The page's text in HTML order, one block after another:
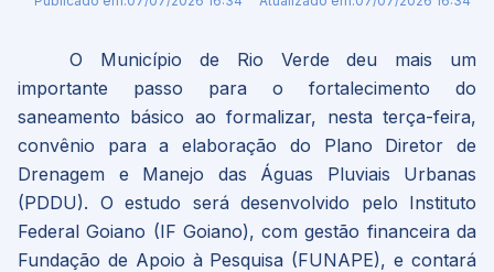
O Município de Rio Verde deu mais um
importante passo para o fortalecimento do
saneamento básico ao formalizar, nesta terça-feira,
convênio para a elaboração do Plano Diretor de
Drenagem e Manejo das Águas Pluviais Urbanas
(PDDU). O estudo será desenvolvido pelo Instituto
Federal Goiano (IF Goiano), com gestão financeira da
Fundação de Apoio à Pesquisa (FUNAPE), e contará